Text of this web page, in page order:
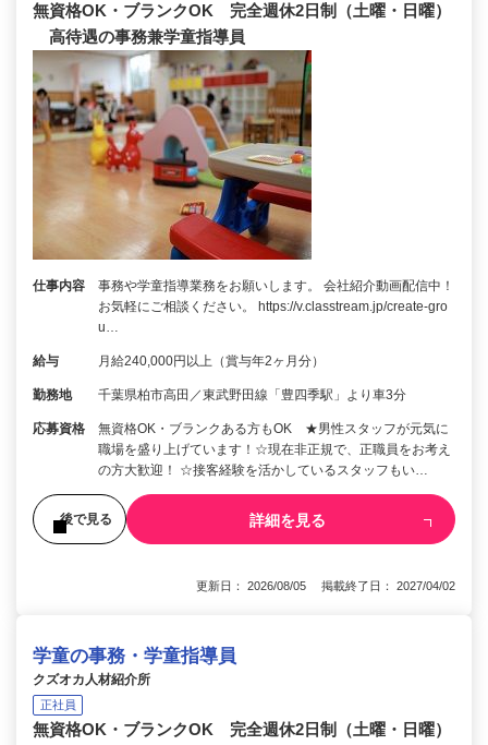
無資格OK・ブランクOK 完全週休2日制（土曜・日曜）
高待遇の事務兼学童指導員
仕事内容
事務や学童指導業務をお願いします。 会社紹介動画配信中！
お気軽にご相談ください。 https://v.classtream.jp/create-gro
u…
給与 月給240,000円以上（賞与年2ヶ月分）
勤務地 千葉県柏市高田／東武野田線「豊四季駅」より車3分
応募資格
無資格OK・ブランクある方もOK ★男性スタッフが元気に
職場を盛り上げています！☆現在非正規で、正職員をお考え
の方大歓迎！ ☆接客経験を活かしているスタッフもい…
後で見る 詳細を見る
更新日： 2026/08/05 掲載終了日： 2027/04/02
学童の事務・学童指導員
クズオカ人材紹介所
正社員
無資格OK・ブランクOK 完全週休2日制（土曜・日曜）